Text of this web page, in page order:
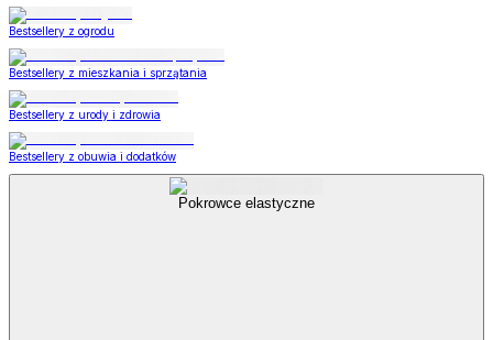
Bestsellery z ogrodu
Bestsellery z mieszkania i sprzątania
Bestsellery z urody i zdrowia
Bestsellery z obuwia i dodatków
Pokrowce elastyczne